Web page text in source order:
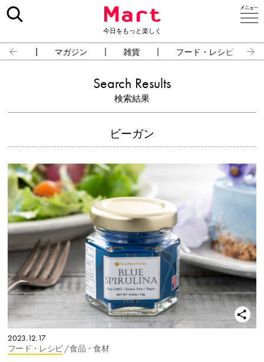
今日をもっと楽しく
占い マガジン 雑貨 フード・レシピ
Search Results
検索結果
ビーガン
2023.12.17
フード・レシピ / 食品・食材